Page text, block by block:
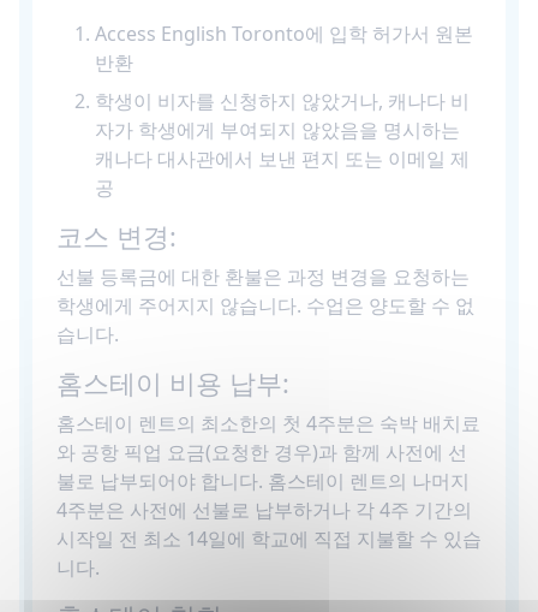
Access English Toronto에 입학 허가서 원본
반환
학생이 비자를 신청하지 않았거나, 캐나다 비
자가 학생에게 부여되지 않았음을 명시하는
캐나다 대사관에서 보낸 편지 또는 이메일 제
공
코스 변경:
선불 등록금에 대한 환불은 과정 변경을 요청하는
학생에게 주어지지 않습니다. 수업은 양도할 수 없
습니다.
홈스테이 비용 납부:
홈스테이 렌트의 최소한의 첫 4주분은 숙박 배치료
와 공항 픽업 요금(요청한 경우)과 함께 사전에 선
불로 납부되어야 합니다. 홈스테이 렌트의 나머지
4주분은 사전에 선불로 납부하거나 각 4주 기간의
시작일 전 최소 14일에 학교에 직접 지불할 수 있습
니다.